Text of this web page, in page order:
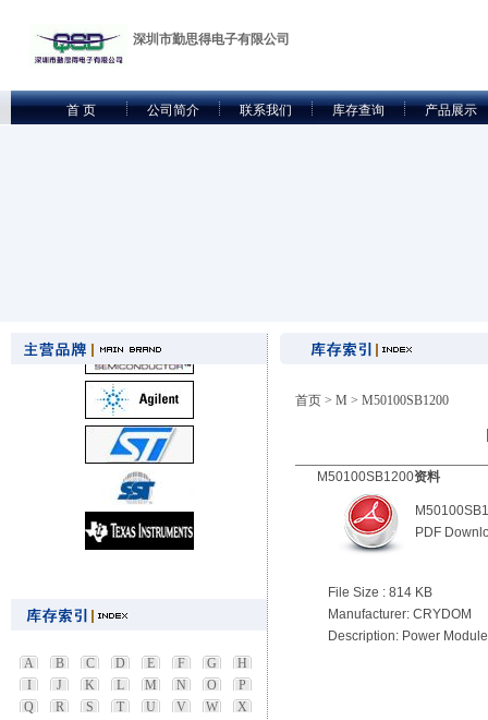
深圳市勤思得电子有限公司
首 页 公司简介 联系我们 库存查询 产品展示
A B C D E F G
H
I
J K L M N O
P
Q
R S T U V W
X
首页 > M > M50100SB1200
M50100SB1200资料
PDF
File Size : 814 KB
Manufacturer: CRYDOM
Description: Power